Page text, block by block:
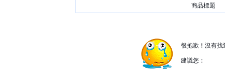
商品標題
很抱歉！沒有
建議您：